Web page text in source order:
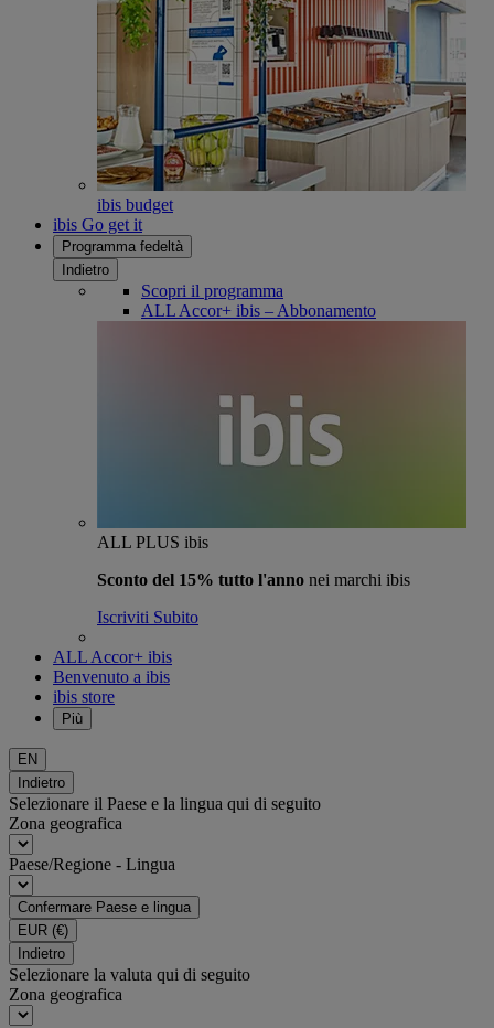
ibis budget
ibis Go get it
Programma fedeltà
Indietro
Scopri il programma
ALL Accor+ ibis – Abbonamento
ALL PLUS ibis
Sconto del 15% tutto l'anno nei marchi ibis
Iscriviti Subito
ALL Accor+ ibis
Benvenuto a ibis
ibis store
Più
EN
Indietro
Selezionare il Paese e la lingua qui di seguito
Zona geografica
Paese/Regione - Lingua
Confermare Paese e lingua
EUR (€)
Indietro
Selezionare la valuta qui di seguito
Zona geografica